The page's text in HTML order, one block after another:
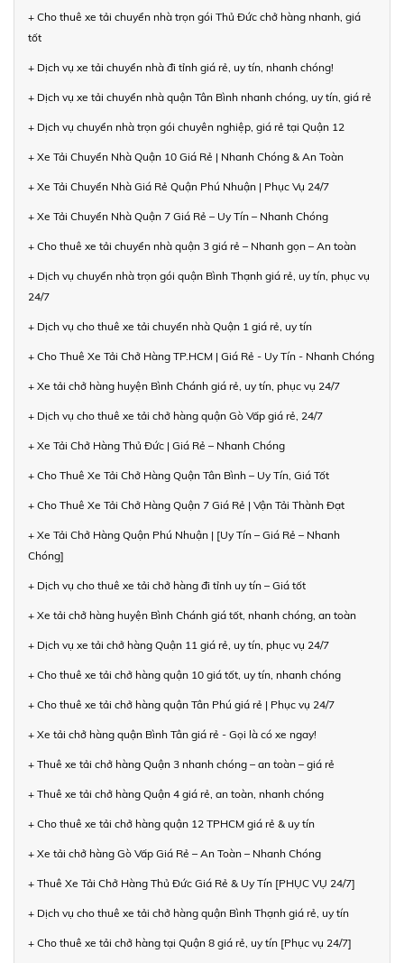
+ Cho thuê xe tải chuyển nhà trọn gói Thủ Đức chở hàng nhanh, giá
tốt
+ Dịch vụ xe tải chuyển nhà đi tỉnh giá rẻ, uy tín, nhanh chóng!
+ Dịch vụ xe tải chuyển nhà quận Tân Bình nhanh chóng, uy tín, giá rẻ
+ Dịch vụ chuyển nhà trọn gói chuyên nghiệp, giá rẻ tại Quận 12
+ Xe Tải Chuyển Nhà Quận 10 Giá Rẻ | Nhanh Chóng & An Toàn
+ Xe Tải Chuyển Nhà Giá Rẻ Quận Phú Nhuận | Phục Vụ 24/7
+ Xe Tải Chuyển Nhà Quận 7 Giá Rẻ – Uy Tín – Nhanh Chóng
+ Cho thuê xe tải chuyển nhà quận 3 giá rẻ – Nhanh gọn – An toàn
+ Dịch vụ chuyển nhà trọn gói quận Bình Thạnh giá rẻ, uy tín, phục vụ
24/7
+ Dịch vụ cho thuê xe tải chuyển nhà Quận 1 giá rẻ, uy tín
+ Cho Thuê Xe Tải Chở Hàng TP.HCM | Giá Rẻ - Uy Tín - Nhanh Chóng
+ Xe tải chở hàng huyện Bình Chánh giá rẻ, uy tín, phục vụ 24/7
+ Dịch vụ cho thuê xe tải chở hàng quận Gò Vấp giá rẻ, 24/7
+ Xe Tải Chở Hàng Thủ Đức | Giá Rẻ – Nhanh Chóng
+ Cho Thuê Xe Tải Chở Hàng Quận Tân Bình – Uy Tín, Giá Tốt
+ Cho Thuê Xe Tải Chở Hàng Quận 7 Giá Rẻ | Vận Tải Thành Đạt
+ Xe Tải Chở Hàng Quận Phú Nhuận | [Uy Tín – Giá Rẻ – Nhanh
Chóng]
+ Dịch vụ cho thuê xe tải chở hàng đi tỉnh uy tín – Giá tốt
+ Xe tải chở hàng huyện Bình Chánh giá tốt, nhanh chóng, an toàn
+ Dịch vụ xe tải chở hàng Quận 11 giá rẻ, uy tín, phục vụ 24/7
+ Cho thuê xe tải chở hàng quận 10 giá tốt, uy tín, nhanh chóng
+ Cho thuê xe tải chở hàng quận Tân Phú giá rẻ | Phục vụ 24/7
+ Xe tải chở hàng quận Bình Tân giá rẻ - Gọi là có xe ngay!
+ Thuê xe tải chở hàng Quận 3 nhanh chóng – an toàn – giá rẻ
+ Thuê xe tải chở hàng Quận 4 giá rẻ, an toàn, nhanh chóng
+ Cho thuê xe tải chở hàng quận 12 TPHCM giá rẻ & uy tín
+ Xe tải chở hàng Gò Vấp Giá Rẻ – An Toàn – Nhanh Chóng
+ Thuê Xe Tải Chở Hàng Thủ Đức Giá Rẻ & Uy Tín [PHỤC VỤ 24/7]
+ Dịch vụ cho thuê xe tải chở hàng quận Bình Thạnh giá rẻ, uy tín
+ Cho thuê xe tải chở hàng tại Quận 8 giá rẻ, uy tín [Phục vụ 24/7]